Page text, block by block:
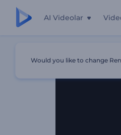
AI Videolar
Would you like to change